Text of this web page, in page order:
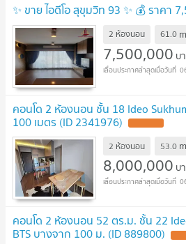
✨ ขาย ไอดีโอ สุขุมวิท 93 ✨ 💰 ราคา
2 ห้องนอน 61.0 m
7,500,000 บ
คอนโด 2 ห้องนอน ชั้น 18 Ideo
100 เมตร (ID 2341976)
2 ห้องนอน 53.0 m
8,000,000 บ
คอนโด 2 ห้องนอน 52 ตร.ม. ชั้น 22
BTS บางจาก 100 ม. (ID 889800)